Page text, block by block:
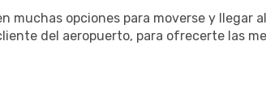
opciones para moverse y llegar
del aeropuerto, para ofrecerte las